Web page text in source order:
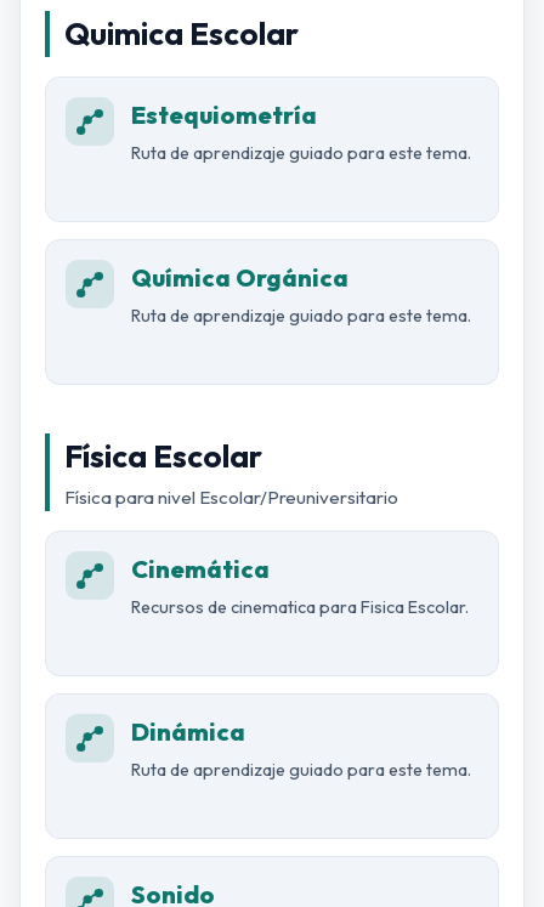
Quimica Escolar
Estequiometría
Ruta de aprendizaje guiado para este tema.
Química Orgánica
Ruta de aprendizaje guiado para este tema.
Física Escolar
Física para nivel Escolar/Preuniversitario
Cinemática
Recursos de cinematica para Fisica Escolar.
Dinámica
Ruta de aprendizaje guiado para este tema.
Sonido